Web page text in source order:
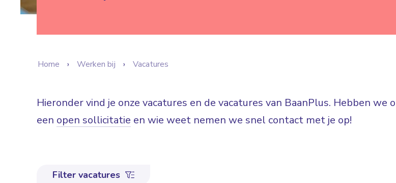
Home Werken bij Vacatures
Hieronder vind je onze vacatures en de vacatures van BaanPlus. Hebben
een open sollicitatie en wie weet nemen we snel contact met je op!
Filter vacatures